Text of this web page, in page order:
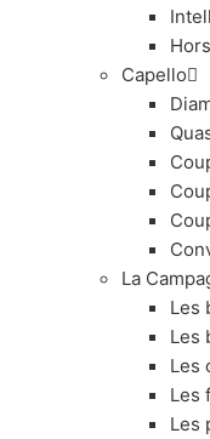
Capello
La
Les
Les
Les
Les
Les